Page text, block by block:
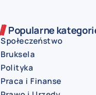
Popularne
Społeczeństwo
Bruksela
Polityka
Praca i Finanse